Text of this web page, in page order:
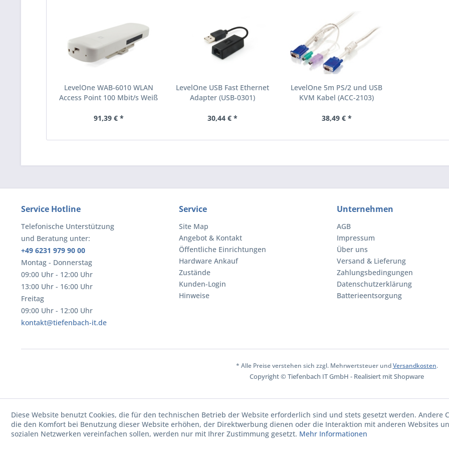
LevelOne WAB-6010 WLAN
Access Point 100 Mbit/s Weiß
(WAB-6010)
91,39 € *
LevelOne USB Fast Ethernet
Adapter (USB-0301)
30,44 € *
LevelOne 5m PS/2 und USB
KVM Kabel (ACC-2103)
38,49 € *
Service Hotline
Telefonische Unterstützung
und Beratung unter:
+49 6231 979 90 00
Montag - Donnerstag
09:00 Uhr - 12:00 Uhr
13:00 Uhr - 16:00 Uhr
Freitag
09:00 Uhr - 12:00 Uhr
kontakt@tiefenbach-it.de
Service
Site Map
Angebot & Kontakt
Öffentliche Einrichtungen
Hardware Ankauf
Zustände
Kunden-Login
Hinweise
Unternehmen
AGB
Impressum
Über uns
Versand & Lieferung
Zahlungsbedingungen
Datenschutzerklärung
Batterieentsorgung
* Alle Preise verstehen sich zzgl. Mehrwertsteuer undVersandkosten.
Copyright © Tiefenbach IT GmbH - Realisiert mit Shopware
Diese Website benutzt Cookies, die für den technischen Betrieb der Website erforderlich sind und stets gesetzt werden. Andere
die den Komfort bei Benutzung dieser Website erhöhen, der Direktwerbung dienen oder die Interaktion mit anderen Websites
sozialen Netzwerken vereinfachen sollen, werden nur mit Ihrer Zustimmung gesetzt. Mehr Informationen